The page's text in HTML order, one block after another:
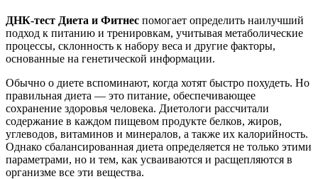
ДНК-тест Диета и Фитнес помогает определить наилучший
подход к питанию и тренировкам, учитывая метаболические
процессы, склонность к набору веса и другие факторы,
основанные на генетической информации.
Обычно о диете вспоминают, когда хотят быстро похудеть. Но
правильная диета — это питание, обеспечивающее
сохранение здоровья человека. Диетологи рассчитали
содержание в каждом пищевом продукте белков, жиров,
углеводов, витаминов и минералов, а также их калорийность.
Однако сбалансированная диета определяется не только этими
параметрами, но и тем, как усваиваются и расщепляются в
организме все эти вещества.